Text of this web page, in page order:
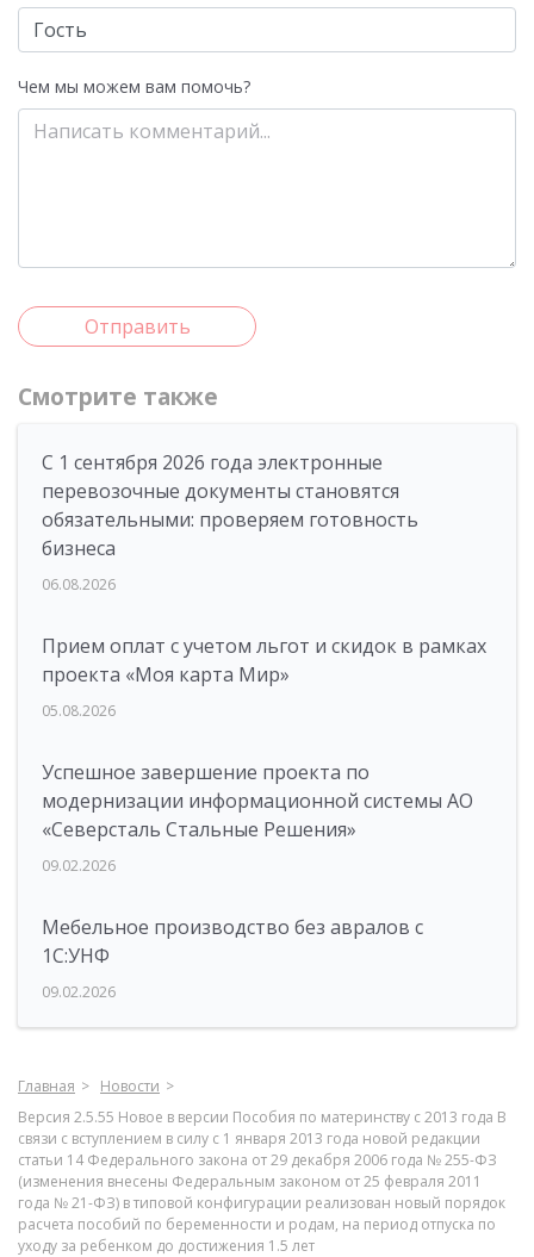
Чем мы можем вам помочь?
Отправить
Смотрите также
С 1 сентября 2026 года электронные
перевозочные документы становятся
обязательными: проверяем готовность
бизнеса
06.08.2026
Прием оплат с учетом льгот и скидок в рамках
проекта «Моя карта Мир»
05.08.2026
Успешное завершение проекта по
модернизации информационной системы АО
«Северсталь Стальные Решения»
09.02.2026
Мебельное производство без авралов с
1С:УНФ
09.02.2026
Главная
Новости
Версия 2.5.55 Новое в версии Пособия по материнству с 2013 года В
связи с вступлением в силу с 1 января 2013 года новой редакции
статьи 14 Федерального закона от 29 декабря 2006 года № 255-ФЗ
(изменения внесены Федеральным законом от 25 февраля 2011
года № 21-ФЗ) в типовой конфигурации реализован новый порядок
расчета пособий по беременности и родам, на период отпуска по
уходу за ребенком до достижения 1.5 лет